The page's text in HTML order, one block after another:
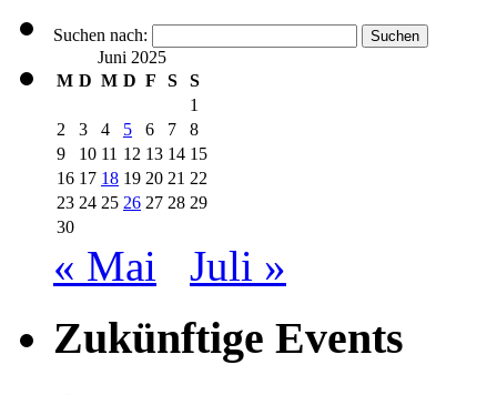
Suchen nach:
Juni 2025
M D M D F S
S
1
2
3 4 5 6 7
8
9
10 11 12 13 14 15
16 17 18 19 20 21 22
23 24 25 26 27 28 29
30
« Mai Juli »
Zukünftige Events